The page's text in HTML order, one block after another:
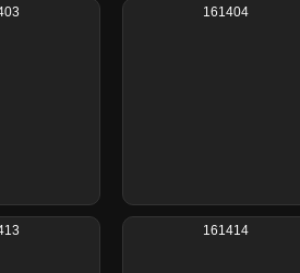
161404
161414